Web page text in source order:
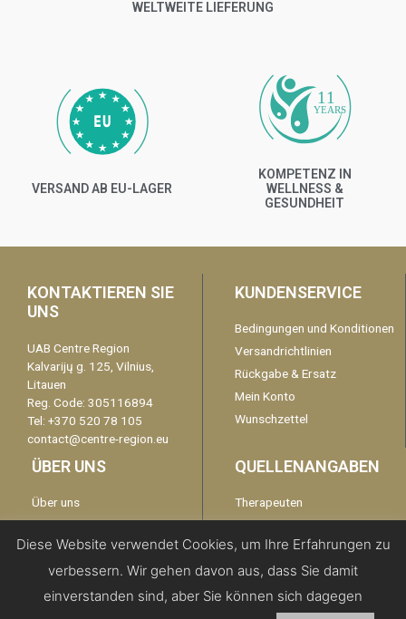
WELTWEITE LIEFERUNG
VERSAND AB EU-LAGER
11
YEARS
KOMPETENZ IN
WELLNESS &
GESUNDHEIT
KONTAKTIEREN SIE
UNS
UAB Centre Region
Kalvarijų g. 125, Vilnius,
Litauen
Reg. Code: 305116894
Tel: +370 520 78 105
contact@centre-region.eu
KUNDENSERVICE
Bedingungen und Konditionen
Versandrichtlinien
Rückgabe & Ersatz
Mein Konto
Wunschzettel
ÜBER UNS
Über uns
Garantie
Disclaimer
Datenschutzerklärung
QUELLENANGABEN
Therapeuten
kontaktieren Sie uns
Diese Website verwendet Cookies, um Ihre Erfahrungen zu
verbessern. Wir gehen davon aus, dass Sie damit
einverstanden sind, aber Sie können sich dagegen